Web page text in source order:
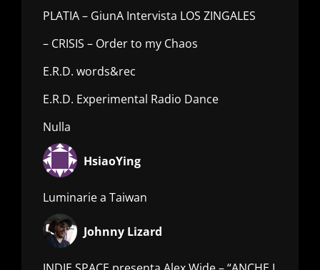
PLATIA – GiunA Intervista LOS ZINGALES
– CRISIS – Order to my Chaos
E.R.D. words&rec
E.R.D. Experimental Radio Dance
Nulla
HsiaoYing
Luminarie a Taiwan
Johnny Lizard